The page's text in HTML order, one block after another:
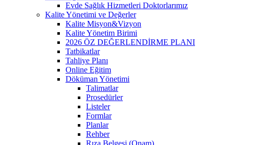
Evde Sağlık Hizmetleri Doktorlarımız
Kalite Yönetimi ve Değerler
Kalite Misyon&Vizyon
Kalite Yönetim Birimi
2026 ÖZ DEĞERLENDİRME PLANI
Tatbikatlar
Tahliye Planı
Online Eğitim
Döküman Yönetimi
Talimatlar
Prosedürler
Listeler
Formlar
Planlar
Rehber
Rıza Belgesi (Onam)